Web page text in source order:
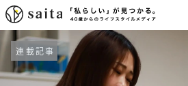
連載記事